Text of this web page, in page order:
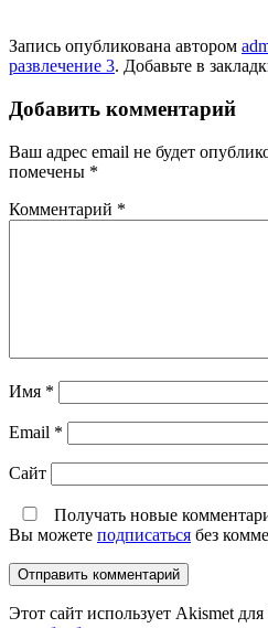
Запись опубликована автором
развлечение 3. Добавьте в
Добавить комментарий
Ваш адрес email не будет
помечены *
Комментарий *
Имя *
Email *
Сайт
Получать новые
Вы можете подписаться без
Этот сайт использует Akismet